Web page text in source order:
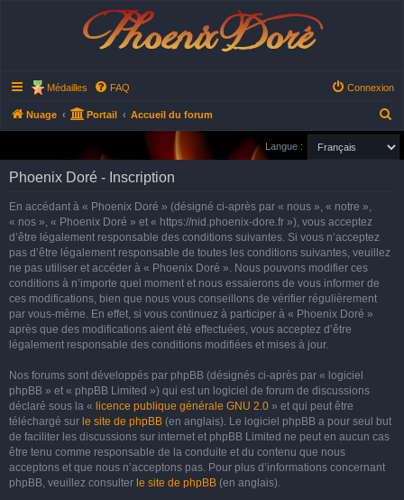
Phoenix Doré
Médailles FAQ Connexion
Nuage Portail Accueil du forum
e
Langue :
Phoenix Doré - Inscription
En accédant à « Phoenix Doré » (désigné ci-après par « nous », « notre »,
« nos », « Phoenix Doré » et « https://nid.phoenix-dore.fr »), vous acceptez
d’être légalement responsable des conditions suivantes. Si vous n’acceptez
pas d’être légalement responsable de toutes les conditions suivantes, veuillez
ne pas utiliser et accéder à « Phoenix Doré ». Nous pouvons modifier ces
conditions à n’importe quel moment et nous essaierons de vous informer de
ces modifications, bien que nous vous conseillons de vérifier régulièrement
par vous-même. En effet, si vous continuez à participer à « Phoenix Doré »
après que des modifications aient été effectuées, vous acceptez d’être
légalement responsable des conditions modifiées et mises à jour.
Nos forums sont développés par phpBB (désignés ci-après par « logiciel
phpBB » et « phpBB Limited ») qui est un logiciel de forum de discussions
déclaré sous la « licence publique générale GNU 2.0 » et qui peut être
téléchargé sur le site de phpBB (en anglais). Le logiciel phpBB a pour seul but
de faciliter les discussions sur internet et phpBB Limited ne peut en aucun cas
être tenu comme responsable de la conduite et du contenu que nous
acceptons et que nous n’acceptons pas. Pour plus d’informations concernant
phpBB, veuillez consulter le site de phpBB (en anglais).